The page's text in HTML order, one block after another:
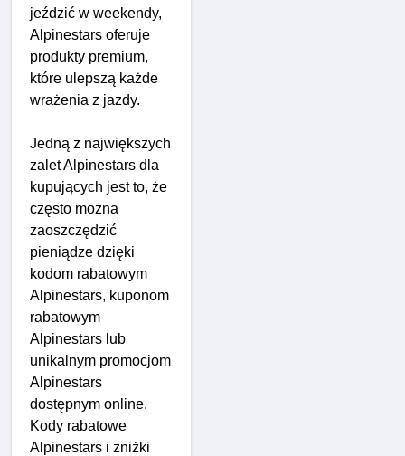
jeździć w weekendy,
Alpinestars oferuje
produkty premium,
które ulepszą każde
wrażenia z jazdy.
Jedną z największych
zalet Alpinestars dla
kupujących jest to, że
często można
zaoszczędzić
pieniądze dzięki
kodom rabatowym
Alpinestars, kuponom
rabatowym
Alpinestars lub
unikalnym promocjom
Alpinestars
dostępnym online.
Kody rabatowe
Alpinestars i zniżki